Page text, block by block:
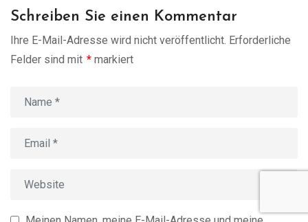
Schreiben Sie einen Kommentar
Ihre E-Mail-Adresse wird nicht veröffentlicht. Erforderliche
Felder sind mit * markiert